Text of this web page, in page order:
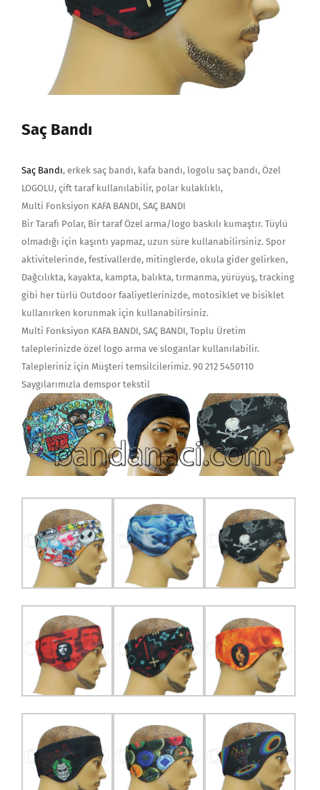
Saç Bandı
Saç Bandı, erkek saç bandı, kafa bandı, logolu saç bandı, Özel
LOGOLU, çift taraf kullanılabilir, polar kulaklıklı,
Multi Fonksiyon KAFA BANDI, SAÇ BANDI
Bir Tarafı Polar, Bir taraf Özel arma/logo baskılı kumaştır. Tüylü
olmadığı için kaşıntı yapmaz, uzun süre kullanabilirsiniz. Spor
aktivitelerinde, festivallerde, mitinglerde, okula gider gelirken,
Dağcılıkta, kayakta, kampta, balıkta, tırmanma, yürüyüş, tracking
gibi her türlü Outdoor faaliyetlerinizde, motosiklet ve bisiklet
kullanırken korunmak için kullanabilirsiniz.
Multi Fonksiyon KAFA BANDI, SAÇ BANDI, Toplu Üretim
taleplerinizde özel logo arma ve sloganlar kullanılabilir.
Talepleriniz için Müşteri temsilcilerimiz. 90 212 5450110
Saygılarımızla demspor tekstil